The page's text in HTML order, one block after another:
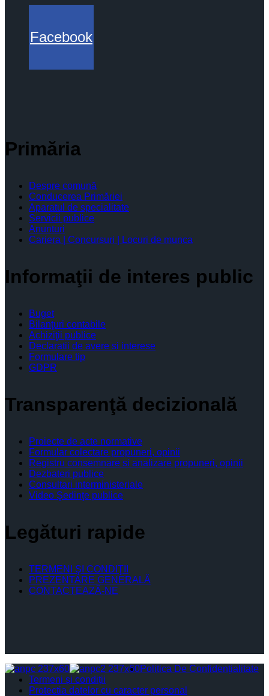
Facebook
Primăria
Despre comună
Conducerea Primăriei
Aparatul de specialitate
Servicii publice
Anunturi
Cariera | Concursuri | Locuri de munca
Informaţii de interes public
Buget
Bilanţuri contabile
Achiziţii publice
Declaratii de avere si interese
Formulare tip
GDPR
Transparenţă decizională
Proiecte de acte normative
Formular colectare propuneri, opinii
Registru consemnare si analizare propuneri, opinii
Dezbateri publice
Consultari interministeriale
Video Şedinţe publice
Legături rapide
TERMENI ŞI CONDIŢII
PREZENTARE GENERALĂ
CONTACTEAZĂ-NE
Politica De Confidențialitate
Termeni și condiții
Protectia datelor cu caracter personal